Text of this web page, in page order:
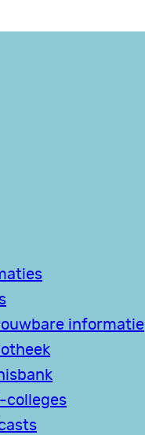
informatie
colleges